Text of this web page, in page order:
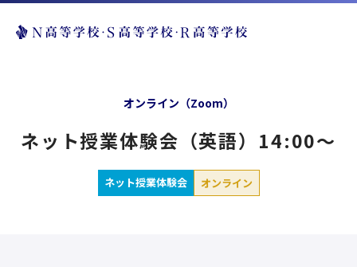
オンライン（Zoom）
ネット授業体験会（英語）14:00～
ネット授業体験会 オンライン